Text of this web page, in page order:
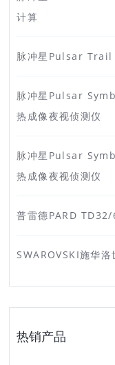
计算
脉冲星Pulsar Trail
脉冲星Pulsar
热成像夜视侦测仪
脉冲星Pulsar
热成像夜视侦测仪
普雷德PARD
SWAROVSKI施华
热销产品